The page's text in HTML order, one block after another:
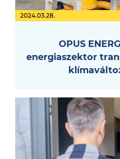
2024.03.28.
OPUS
energiaszektor